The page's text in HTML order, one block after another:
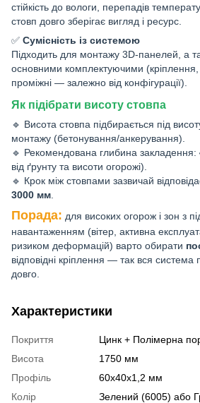
стійкість до вологи, перепадів
стовп довго зберігає вигляд і ресурс.
✅ Сумісність із системою
Підходить для монтажу 3D-панелей, а
основними комплектуючими (кріплення,
проміжні — залежно від конфігурації).
Як підібрати висоту стовпа
🔹 Висота стовпа підбирається під
монтажу (бетонування/анкерування).
🔹 Рекомендована глибина закладення:
від ґрунту та висоти огорожі).
🔹 Крок між стовпами зазвичай
3000 мм
Порада: для високих огорож і зон з
навантаженням (вітер, активна
ризиком деформацій) варто обирати
відповідні кріплення — так вся
довго.
Характеристики
Покриття
Цинк + Полімерна
Висота
1750 мм
Профіль
60х40х1,2 мм
Колір
Зелений (6005) або